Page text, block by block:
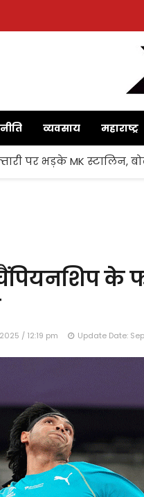
व्यवसाय महाराष्ट्र
पर भड़के MK
चैंपियनशिप के
/ 12:19 pm Update Date: